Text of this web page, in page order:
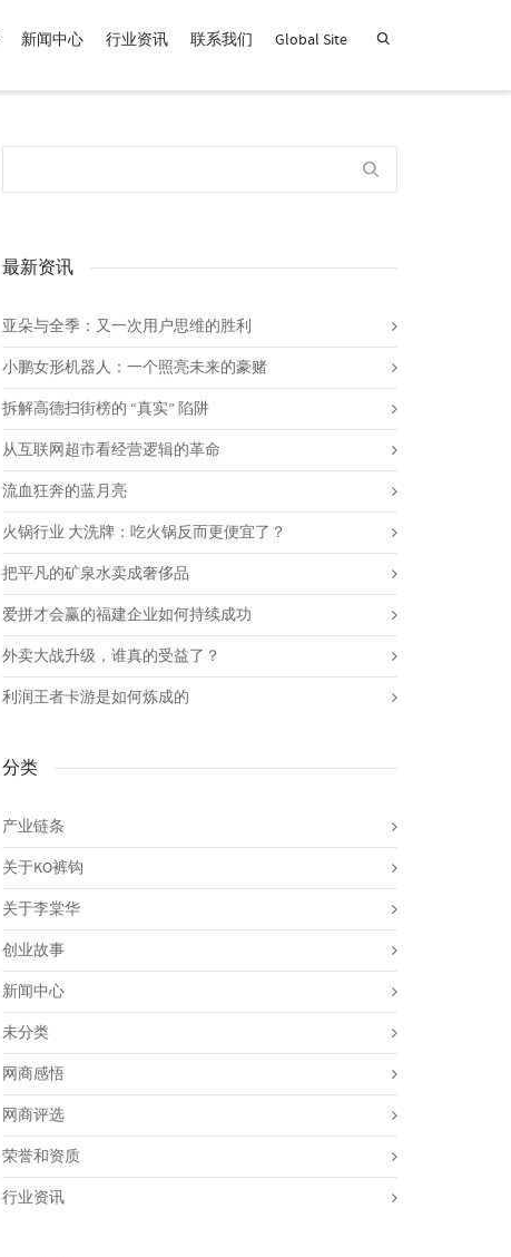
新闻中心 行业资讯 联系我们 Global Site
最新资讯
亚朵与全季：又一次用户思维的胜利
小鹏女形机器人：一个照亮未来的豪赌
拆解高德扫街榜的 “真实” 陷阱
从互联网超市看经营逻辑的革命
流血狂奔的蓝月亮
火锅行业 大洗牌：吃火锅反而更便宜了？
把平凡的矿泉水卖成奢侈品
爱拼才会赢的福建企业如何持续成功
外卖大战升级，谁真的受益了？
利润王者卡游是如何炼成的
分类
产业链条
关于KO裤钩
关于李棠华
创业故事
新闻中心
未分类
网商感悟
网商评选
荣誉和资质
行业资讯